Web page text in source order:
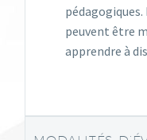
peuvent être
apprendre à